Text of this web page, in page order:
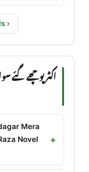
›
اکثر پوچھے گئے
Mera
Novel